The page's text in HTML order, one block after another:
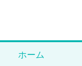
ホーム